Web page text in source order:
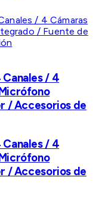
/ 4
/ Accesorios de
/ 4
/ Accesorios de